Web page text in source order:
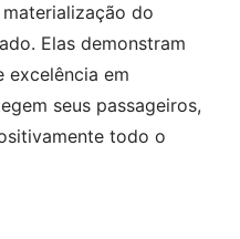
do
Elas demonstram
excelência em
seus passageiros,
todo o